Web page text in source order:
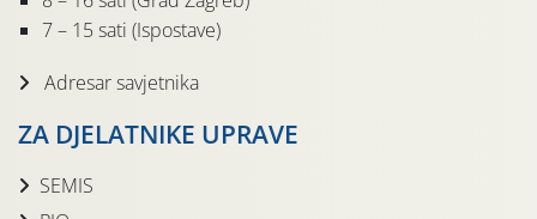
7 – 15 sati (Ispostave)
Adresar savjetnika
ZA DJELATNIKE UPRAVE
SEMIS